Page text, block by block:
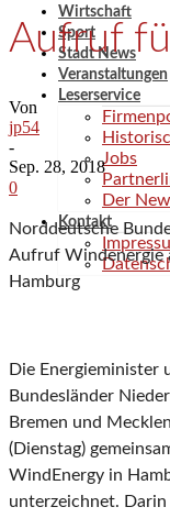
Wirtschaft
Sport
Stadt News
Veranstaltungen
Leserservice
Jobs
Der
Kontakt
Aufruf
Von
jp54
-
Sep. 28, 2018
0
Norddeutsche
Aufruf Windenergie
Hamburg
Die Energieminister
Bundesländer
Bremen und
(Dienstag)
WindEnergy in
unterzeichnet.